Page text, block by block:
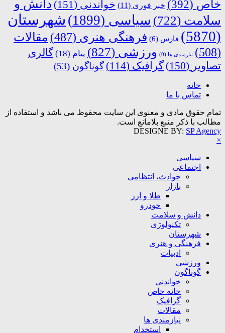
خاص (392) خبر فوری (11) خواندنی (151)
دانش و
سلامت (722) سیاسی (1899)
شهرستان
(5870)
فارس (6) فرهنگی هنری (487)
مقالات
(508)
نیازمندی ها (0) ورزشی (827) پیام (18)
گالری
تصاویر (150) گرافیک (114) گوناگون (53)
خانه
تماس با ما
تمام حقوق مادی و معنوی این سایت محفوظ می باشد و استفاده از
مطالب با ذکر منبع بلامانع است.
DESIGNE BY: SP Agency
×
سیاسی
اجتماعی
حوادث، انتظامی
بازار
طلا و ارز
خودرو
دانش و سلامت
تکنولوژی
شهرستان
فرهنگی و هنری
ادبیات
ورزشی
گوناگون
خواندنی
خانه خاص
گرافیک
مقالات
نیازمندی ها
استخدام